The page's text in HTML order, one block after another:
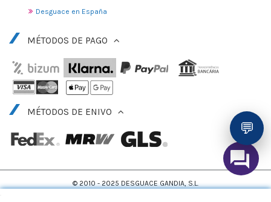
Desguace en España
MÉTODOS DE PAGO
MÉTODOS DE ENIVO
💬
© 2010 - 2025 DESGUACE GANDIA, S.L.